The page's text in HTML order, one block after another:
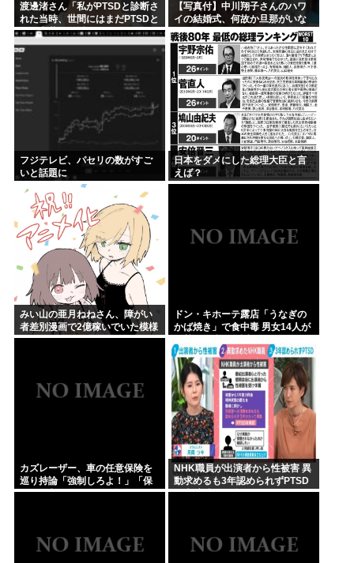
渡邊渚さん「私がPTSDと診断さ
れた当時、世間にはまだPTSDと
いう言葉は浸透していませんで
した」
【写真付】中川翔子さんのハワ
イの結婚式、何故か旦那がいな
い
フジテレビ、パセリの数がすご
いと話題に
日本をダメにした総理大臣と言
えば？
みい山の亜月ねねさん、障がい
者差別漫画で2億稼いでいた模様
www
ドン・キホーテ露店「うなぎの
かば焼き」で食中毒 男女14人が
ラ属の菌検出
カズレーザー、車の任意保険を
巡り持論「強制しろよ！」「保
険にも入れないヤツは運転すん
NHK職員が出演者から性被害 異
動求めるも3年認められずPTSD
に 加害者側が釈明も… 月岡ツキ